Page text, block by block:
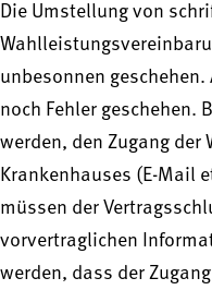
Die Umstellung von
unbesonnen geschehen.
noch Fehler geschehen.
werden, den Zugang der
Krankenhauses (E-Mail
müssen der
vorvertraglichen
werden, dass der